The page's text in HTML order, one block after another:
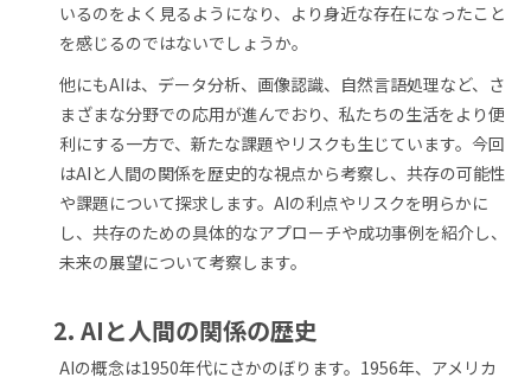
いるのをよく見るようになり、より身近な存在になったこと
を感じるのではないでしょうか。
他にもAIは、データ分析、画像認識、自然言語処理など、さ
まざまな分野での応用が進んでおり、私たちの生活をより便
利にする一方で、新たな課題やリスクも生じています。今回
はAIと人間の関係を歴史的な視点から考察し、共存の可能性
や課題について探求します。AIの利点やリスクを明らかに
し、共存のための具体的なアプローチや成功事例を紹介し、
未来の展望について考察します。
2. AIと人間の関係の歴史
AIの概念は1950年代にさかのぼります。1956年、アメリカ